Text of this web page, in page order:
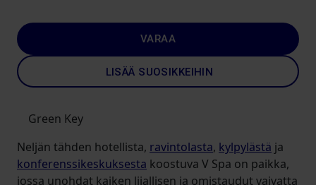
VARAA
LISÄÄ SUOSIKKEIHIN
Green Key
Neljän tähden hotellista, ravintolasta, kylpylästä ja
konferenssikeskuksesta koostuva V Spa on paikka,
jossa unohdat kaiken liiallisen ja omistaudut vaivatta